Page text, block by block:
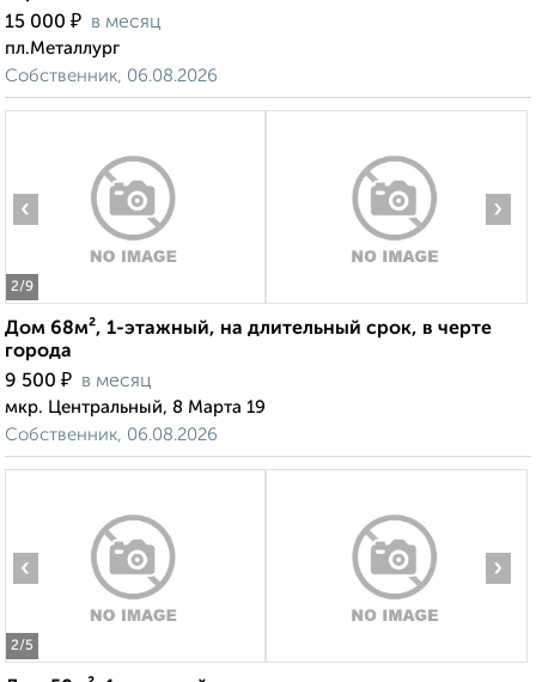
15 000 ₽ в месяц
пл.Металлург
Собственник, 06.08.2026
2/9
‹ ›
Дом 68м², 1-этажный, на длительный срок, в черте
города
9 500 ₽ в месяц
мкр. Центральный, 8 Марта 19
Собственник, 06.08.2026
2/5
‹ ›